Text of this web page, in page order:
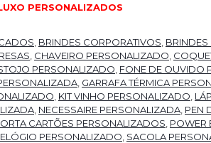
PERSONALIZADOS
BRINDES CORPORATIVOS BRINDES
CHAVEIRO PERSONALIZADO
PERSONALIZADO FONE DE OUVIDO
GARRAFA TÉRMICA
KIT VINHO PERSONALIZADO
NECESSAIRE PERSONALIZADA PEN
CARTÕES PERSONALIZADOS POWER
PERSONALIZADO SACOLA